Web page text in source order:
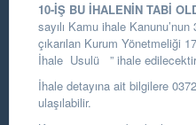
10-İŞ BU İHALENİN TABİ
sayılı Kamu ihale
çıkarılan Kurum Yönetmeliği
İhale Usulü ” ihale
İhale detayına ait bilgilere
ulaşılabilir.